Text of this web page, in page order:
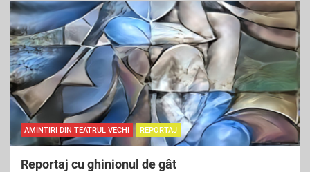
AMINTIRI DIN TEATRUL VECHI REPORTAJ
Reportaj cu ghinionul de gât